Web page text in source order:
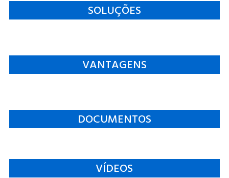
SOLUÇÕES
VANTAGENS
DOCUMENTOS
VÍDEOS